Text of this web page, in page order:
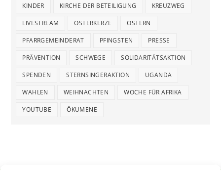
KINDER KIRCHE DER BETEILIGUNG KREUZWEG
LIVESTREAM OSTERKERZE OSTERN
PFARRGEMEINDERAT PFINGSTEN PRESSE
PRÄVENTION SCHWEGE SOLIDARITÄTSAKTION
SPENDEN STERNSINGERAKTION UGANDA
WAHLEN WEIHNACHTEN WOCHE FÜR AFRIKA
YOUTUBE ÖKUMENE